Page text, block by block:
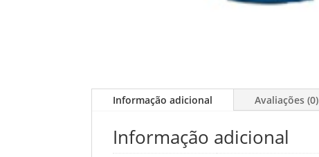
Informação adicional Avaliações (0)
Informação adicional